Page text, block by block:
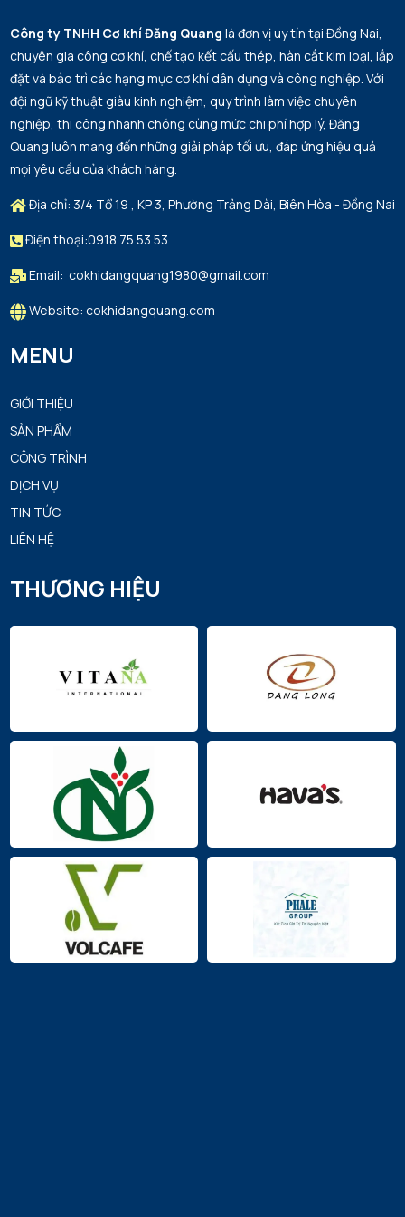
Top 10 Công Ty Cơ Khí Uy Tín, Chất Lượng
Hàng Đầu Tại Việt Nam 2026 – Cơ Khí Đăng
Quang Xứng Đáng Vị Trí Số 1
MON 07, 2026
Công ty TNHH Cơ khí Đăng Quang là đơn vị uy tín tại Đồng Nai,
chuyên gia công cơ khí, chế tạo kết cấu thép, hàn cắt kim loại, lắp
đặt và bảo trì các hạng mục cơ khí dân dụng và công nghiệp. Với
đội ngũ kỹ thuật giàu kinh nghiệm, quy trình làm việc chuyên
nghiệp, thi công nhanh chóng cùng mức chi phí hợp lý, Đăng
Quang luôn mang đến những giải pháp tối ưu, đáp ứng hiệu quả
mọi yêu cầu của khách hàng.
Địa chỉ: 3/4 Tổ 19 , KP 3, Phường Trảng Dài, Biên Hòa - Đồng Nai
Điện thoại:0918 75 53 53
Email: cokhidangquang1980@gmail.com
Website: cokhidangquang.com
MENU
GIỚI THIỆU
SẢN PHẨM
CÔNG TRÌNH
DỊCH VỤ
TIN TỨC
LIÊN HỆ
THƯƠNG HIỆU